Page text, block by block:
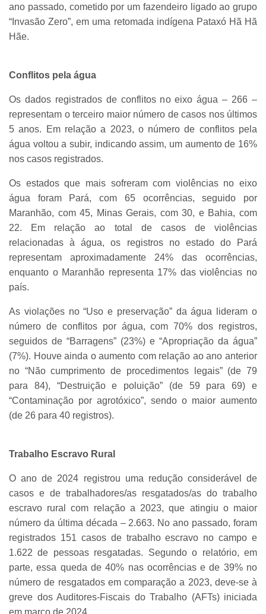
ano passado, cometido por um fazendeiro ligado ao grupo
“Invasão Zero”, em uma retomada indígena Pataxó Hã Hã
Hãe.
Conflitos pela água
Os dados registrados de conflitos no eixo água – 266 –
representam o terceiro maior número de casos nos últimos
5 anos. Em relação a 2023, o número de conflitos pela
água voltou a subir, indicando assim, um aumento de 16%
nos casos registrados.
Os estados que mais sofreram com violências no eixo
água foram Pará, com 65 ocorrências, seguido por
Maranhão, com 45, Minas Gerais, com 30, e Bahia, com
22. Em relação ao total de casos de violências
relacionadas à água, os registros no estado do Pará
representam aproximadamente 24% das ocorrências,
enquanto o Maranhão representa 17% das violências no
país.
As violações no “Uso e preservação” da água lideram o
número de conflitos por água, com 70% dos registros,
seguidos de “Barragens” (23%) e “Apropriação da água”
(7%). Houve ainda o aumento com relação ao ano anterior
no “Não cumprimento de procedimentos legais” (de 79
para 84), “Destruição e poluição” (de 59 para 69) e
“Contaminação por agrotóxico”, sendo o maior aumento
(de 26 para 40 registros).
Trabalho Escravo Rural
O ano de 2024 registrou uma redução considerável de
casos e de trabalhadores/as resgatados/as do trabalho
escravo rural com relação a 2023, que atingiu o maior
número da última década – 2.663. No ano passado, foram
registrados 151 casos de trabalho escravo no campo e
1.622 de pessoas resgatadas. Segundo o relatório, em
parte, essa queda de 40% nas ocorrências e de 39% no
número de resgatados em comparação a 2023, deve-se à
greve dos Auditores-Fiscais do Trabalho (AFTs) iniciada
em março de 2024.